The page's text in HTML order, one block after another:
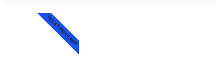
VOLET ROULANT